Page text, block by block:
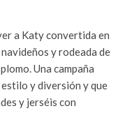
a Katy convertida en
y rodeada de
Una campaña
y diversión y que
y jerséis con